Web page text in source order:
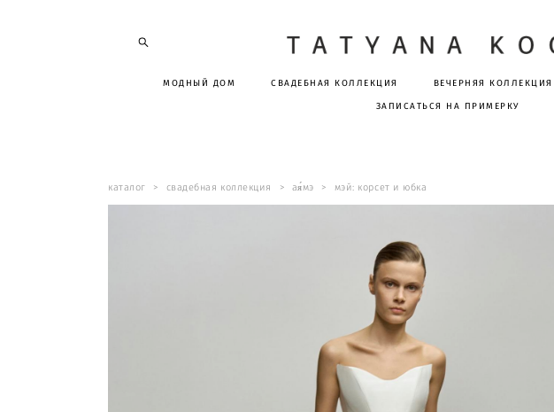
МОДНЫЙ ДОМ СВАДЕБНАЯ КОЛЛЕКЦИЯ ВЕЧЕРНЯЯ КОЛЛЕКЦИЯ
ЗАПИСАТЬСЯ НА ПРИМЕРКУ
каталог > свадебная коллекция > ая́мэ > мэй: корсет и юбка